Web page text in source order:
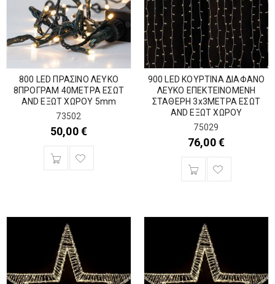
800 LED ΠΡΑΣΙΝΟ ΛΕΥΚΟ
8ΠΡΟΓΡΑΜ 40ΜΕΤΡΑ ΕΣΩΤ
AND ΕΞΩΤ ΧΩΡΟΥ 5mm
73502
50,00€
900 LED ΚΟΥΡΤΙΝΑ ΔΙΑΦΑΝΟ
ΛΕΥΚΟ ΕΠΕΚΤΕΙΝΟΜΕΝΗ
ΣΤΑΘΕΡΗ 3x3METPA ΕΣΩΤ
AND ΕΞΩΤ ΧΩΡΟΥ
75029
76,00€